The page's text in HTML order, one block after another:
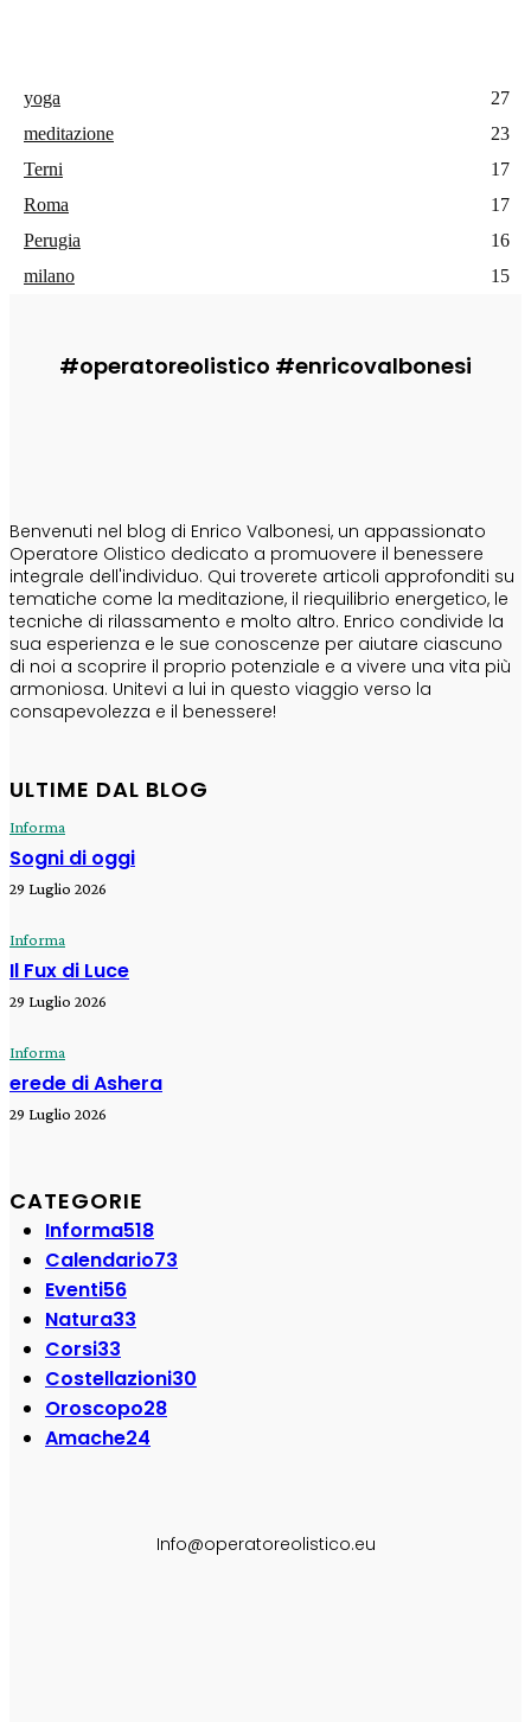
yoga
27
meditazione
23
Terni
17
Roma
17
Perugia
16
milano
15
#operatoreolistico #enricovalbonesi
Benvenuti nel blog di Enrico Valbonesi, un appassionato
Operatore Olistico dedicato a promuovere il benessere
integrale dell'individuo. Qui troverete articoli approfonditi su
tematiche come la meditazione, il riequilibrio energetico, le
tecniche di rilassamento e molto altro. Enrico condivide la
sua esperienza e le sue conoscenze per aiutare ciascuno
di noi a scoprire il proprio potenziale e a vivere una vita più
armoniosa. Unitevi a lui in questo viaggio verso la
consapevolezza e il benessere!
ULTIME DAL BLOG
Informa
Sogni di oggi
29 Luglio 2026
Informa
Il Fux di Luce
29 Luglio 2026
Informa
erede di Ashera
29 Luglio 2026
CATEGORIE
Informa518
Calendario73
Eventi56
Natura33
Corsi33
Costellazioni30
Oroscopo28
Amache24
Info@operatoreolistico.eu